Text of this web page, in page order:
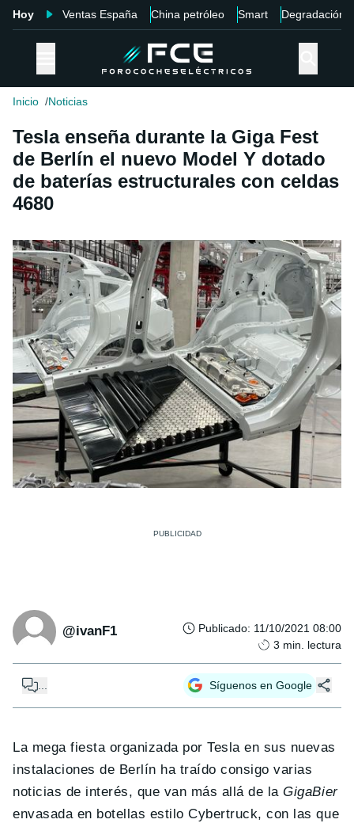
Hoy Ventas España China petróleo Smart Degradación
Inicio Noticias
Tesla enseña durante la Giga Fest
de Berlín el nuevo Model Y dotado
de baterías estructurales con celdas
4680
@ivanF1 Publicado: 11/10/2021 08:00
3 min. lectura
Síguenos en Google
La mega fiesta organizada por Tesla en sus nuevas
instalaciones de Berlín ha traído consigo varias
noticias de interés, que van más allá de laGigaBier
envasada en botellas estilo Cybertruck, con las que